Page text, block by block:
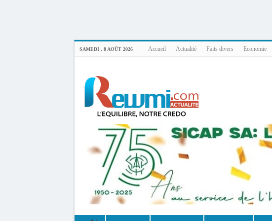
SAMEDI , 8 AOÛT 2026 Accueil Actualité Faits divers Economie